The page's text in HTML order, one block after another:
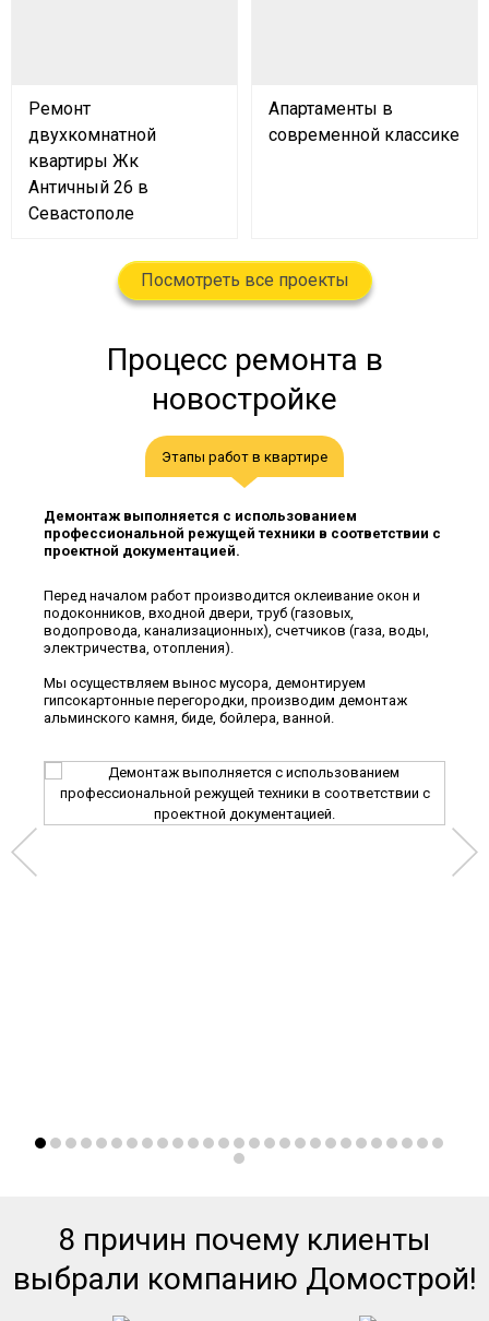
Ремонт
двухкомнатной
квартиры Жк
Античный 26 в
Севастополе
Апартаменты в
современной классике
Посмотреть все проекты
Процесс ремонта в
новостройке
Этапы работ в квартире
Демонтаж выполняется с использованием
профессиональной режущей техники в соответствии с
проектной документацией.
Перед началом работ производится оклеивание окон и
подоконников, входной двери, труб (газовых,
водопровода, канализационных), счетчиков (газа, воды,
электричества, отопления).
Мы осуществляем вынос мусора, демонтируем
гипсокартонные перегородки, производим демонтаж
альминского камня, биде, бойлера, ванной.
8 причин почему клиенты
выбрали компанию Домострой!